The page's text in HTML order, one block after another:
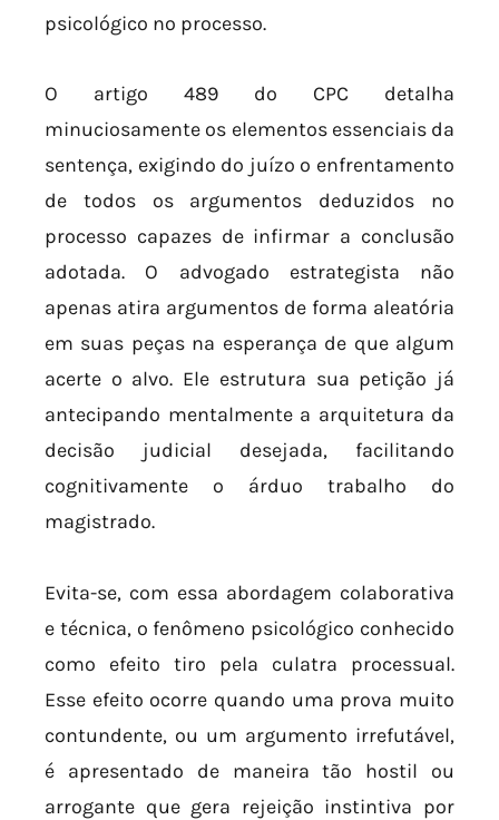
psicológico no processo.
O artigo 489 do CPC detalha
minuciosamente os elementos essenciais da
sentença, exigindo do juízo o enfrentamento
de todos os argumentos deduzidos no
processo capazes de infirmar a conclusão
adotada. O advogado estrategista não
apenas atira argumentos de forma aleatória
em suas peças na esperança de que algum
acerte o alvo. Ele estrutura sua petição já
antecipando mentalmente a arquitetura da
decisão judicial desejada, facilitando
cognitivamente o árduo trabalho do
magistrado.
Evita-se, com essa abordagem colaborativa
e técnica, o fenômeno psicológico conhecido
como efeito tiro pela culatra processual.
Esse efeito ocorre quando uma prova muito
contundente, ou um argumento irrefutável,
é apresentado de maneira tão hostil ou
arrogante que gera rejeição instintiva por